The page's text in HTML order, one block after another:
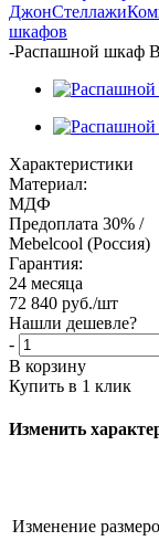
ДжонСтеллажи
шкафов
-Распашной шкаф
Характеристики
Материал:
МДФ
Предоплата 30% /
Mebelcool (Россия)
Гарантия:
24 месяца
72 840 руб./шт
Нашли дешевле?
-
В корзину
Купить в 1 клик
Изменить
Изменение